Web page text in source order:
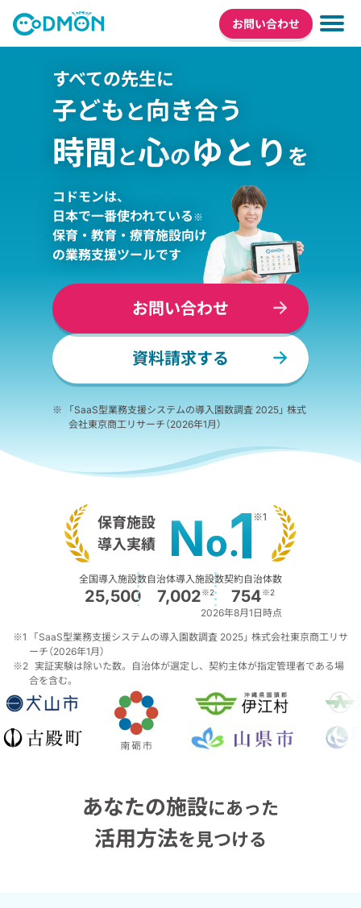
お問い合わせ
すべての先生に
子ども と向き合う
時間 と心のゆとり を
コドモンは、
日本で一番使われている ※
保育・教育・療育施設向け
の業務支援ツールです
資料請求する
お問い合わせ
※
「SaaS型業務支援システムの導入園数調査 2025」 株式
会社東京商工リサーチ（2026年1月）
保育施設
導入実績
No.
1※1
全国導入施設数
25,500
自治体導入施設数
7,002※2
契約自治体数
754※2
2026年8月1日時点
※1
「SaaS型業務支援システムの導入園数調査 2025」 株式会社東京商工リサ
ーチ（2026年1月）
※2 実証実験は除いた数。
自治体が選定し、契約主体が指定管理者である場
合を含む。
あなたの施設にあった
活用方法を見つける